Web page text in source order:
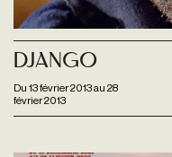
Du 13 février 2013au 28
février 2013
Django